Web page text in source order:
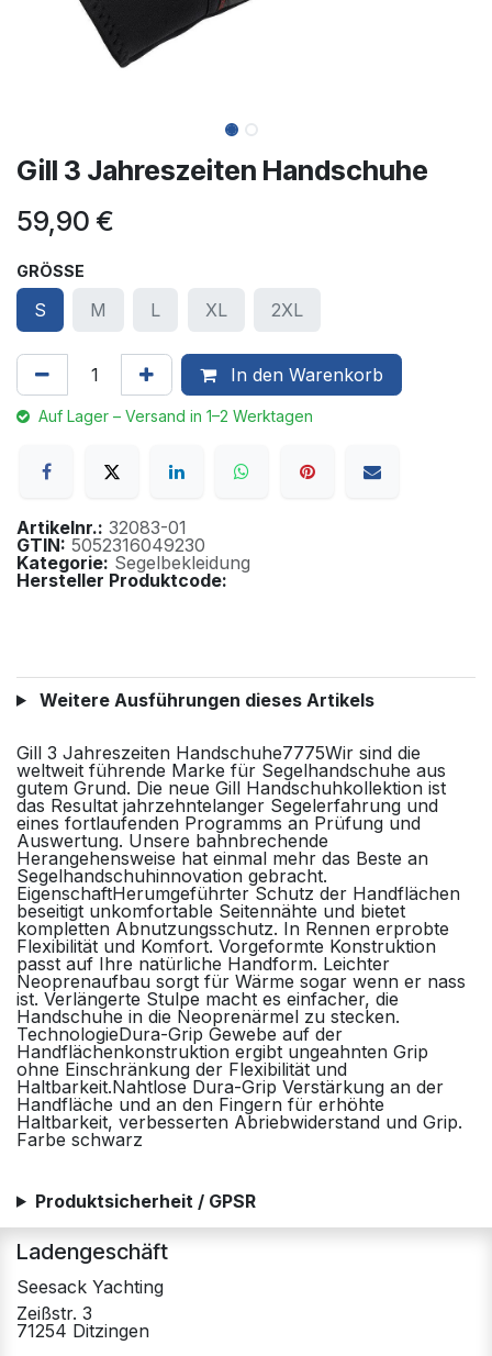
Gill 3 Jahreszeiten Handschuhe
59,90 €
GRÖSSE
S M L XL 2XL
In den Warenkorb
Auf Lager – Versand in 1–2 Werktagen
Artikelnr.: 32083-01
GTIN: 5052316049230
Kategorie: Segelbekleidung
Hersteller Produktcode:
Weitere Ausführungen dieses Artikels
Gill 3 Jahreszeiten Handschuhe7775Wir sind die
weltweit führende Marke für Segelhandschuhe aus
gutem Grund. Die neue Gill Handschuhkollektion ist
das Resultat jahrzehntelanger Segelerfahrung und
eines fortlaufenden Programms an Prüfung und
Auswertung. Unsere bahnbrechende
Herangehensweise hat einmal mehr das Beste an
Segelhandschuhinnovation gebracht.
EigenschaftHerumgeführter Schutz der Handflächen
beseitigt unkomfortable Seitennähte und bietet
kompletten Abnutzungsschutz. In Rennen erprobte
Flexibilität und Komfort. Vorgeformte Konstruktion
passt auf Ihre natürliche Handform. Leichter
Neoprenaufbau sorgt für Wärme sogar wenn er nass
ist. Verlängerte Stulpe macht es einfacher, die
Handschuhe in die Neoprenärmel zu stecken.
TechnologieDura-Grip Gewebe auf der
Handflächenkonstruktion ergibt ungeahnten Grip
ohne Einschränkung der Flexibilität und
Haltbarkeit.Nahtlose Dura-Grip Verstärkung an der
Handfläche und an den Fingern für erhöhte
Haltbarkeit, verbesserten Abriebwiderstand und Grip.
Farbe schwarz
Produktsicherheit / GPSR
Ladengeschäft
Seesack Yachting
Zeißstr. 3
71254 Ditzingen